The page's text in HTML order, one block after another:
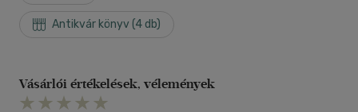
Antikvár könyv (4 db)
Vásárlói értékelések, vélemények